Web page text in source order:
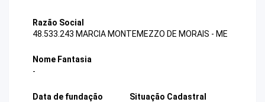
Razão Social
48.533.243 MARCIA MONTEMEZZO DE MORAIS - ME
Nome Fantasia
-
Data de fundação
Situação Cadastral